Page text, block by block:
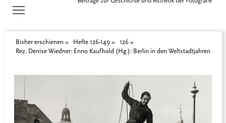
Bisher erschienen Hefte 126-149
126
Rez. Denise Wiedner: Enno Kaufhold (Hg.): Berlin in den Weltstadtjahren